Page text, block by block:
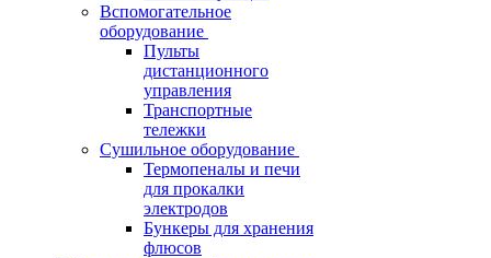
Вспомогательное
оборудование
Пульты
дистанционного
управления
Транспортные
тележки
Сушильное оборудование
Термопеналы и печи
для прокалки
электродов
Бункеры для хранения
флюсов